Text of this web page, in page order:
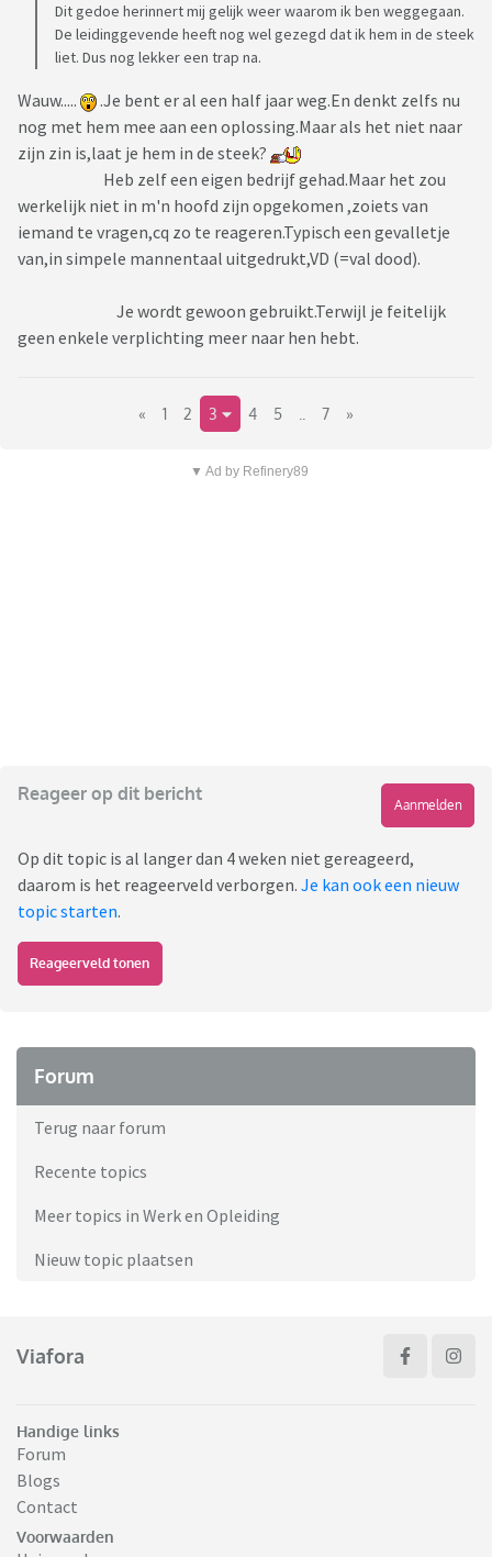
Dit gedoe herinnert mij gelijk weer waarom ik ben weggegaan.
De leidinggevende heeft nog wel gezegd dat ik hem in de steek
liet. Dus nog lekker een trap na.
Wauw.....
.Je bent er al een half jaar weg.En denkt zelfs nu
nog met hem mee aan een oplossing.Maar als het niet naar
zijn zin is,laat je hem in de steek?
Heb zelf een eigen bedrijf gehad.Maar het zou
werkelijk niet in m'n hoofd zijn opgekomen ,zoiets van
iemand te vragen,cq zo te reageren.Typisch een gevalletje
van,in simpele mannentaal uitgedrukt,VD (=val dood).
Je wordt gewoon gebruikt.Terwijl je feitelijk
geen enkele verplichting meer naar hen hebt.
« 1 2 3 4 5 7 »
▼ Ad by Refinery89
Reageer op dit bericht
Aanmelden
Op dit topic is al langer dan 4 weken niet gereageerd,
daarom is het reageerveld verborgen. Je kan ook een nieuw
topic starten.
Reageerveld tonen
Forum
Terug naar forum
Recente topics
Meer topics in Werk en Opleiding
Nieuw topic plaatsen
Viafora
Handige links
Forum
Blogs
Contact
Voorwaarden